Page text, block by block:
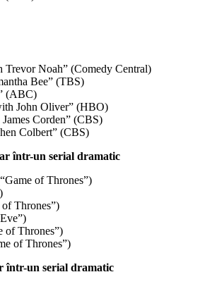
Noah” (Comedy Central)
Bee” (TBS)
(ABC)
John Oliver” (HBO)
Corden” (CBS)
Colbert” (CBS)
într-un serial dramatic
of Thrones”)
Thrones”)
of Thrones”)
of Thrones”)
într-un serial dramatic